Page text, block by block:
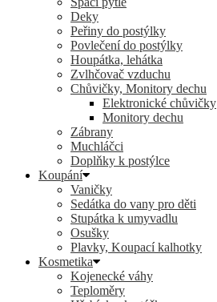
Deky
Peřiny do postýlky
Povlečení do postýlky
Houpátka, lehátka
Zvlhčovač vzduchu
Chůvičky, Monitory dechu
Elektronické chůvičky
Monitory dechu
Zábrany
Muchláčci
Doplňky k postýlce
Koupání
Vaničky
Sedátka do vany pro děti
Stupátka k umyvadlu
Osušky
Plavky, Koupací kalhotky
Kosmetika
Kojenecké váhy
Teploměry